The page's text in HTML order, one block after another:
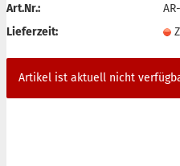
Art.Nr.:
Lieferzeit:
Artikel ist aktuell nicht